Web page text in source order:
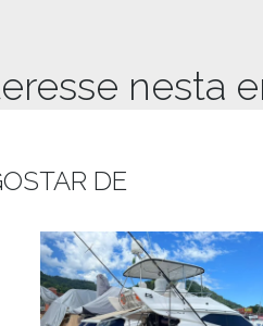
nesta
DE